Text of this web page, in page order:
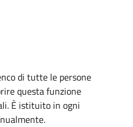
di tutte le persone
questa funzione
È istituito in ogni